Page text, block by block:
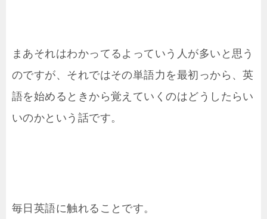
まあそれはわかってるよっていう人が多いと思う
のですが、それではその単語力を最初っから、英
語を始めるときから覚えていくのはどうしたらい
いのかという話です。
毎日英語に触れることです。